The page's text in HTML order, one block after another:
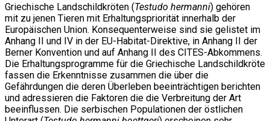
Griechische Landschildkröten (Testudo hermanni) gehören
mit zu jenen Tieren mit Erhaltungspriorität innerhalb der
Europäischen Union. Konsequenterweise sind sie gelistet im
Anhang II und IV in der EU-Habitat-Direktive, in Anhang II der
Berner Konvention und auf Anhang II des CITES-Abkommens.
Die Erhaltungsprogramme für die Griechische Landschildkröte
fassen die Erkenntnisse zusammen die über die
Gefährdungen die deren Überleben beeinträchtigen berichten
und adressieren die Faktoren die die Verbreitung der Art
beeinflussen. Die serbischen Populationen der östlichen